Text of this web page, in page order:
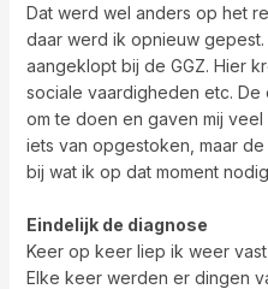
Dat werd wel anders op het
daar werd ik opnieuw
aangeklopt bij de GGZ. Hier
sociale vaardigheden etc.
om te doen en gaven mij
iets van opgestoken, maar
bij wat ik op dat moment
Eindelijk de diagnose
Keer op keer liep ik weer
Elke keer werden er dingen